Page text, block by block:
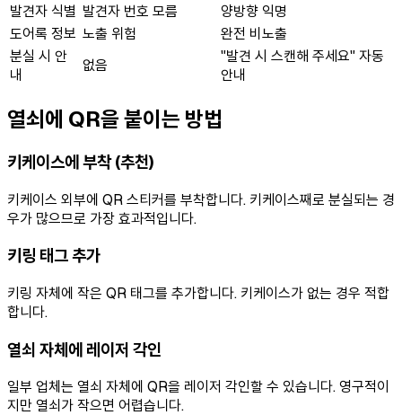
발견자 식별 발견자 번호 모름
양방향 익명
도어록 정보 노출 위험
완전 비노출
분실 시 안
내
없음
"발견 시 스캔해 주세요" 자동
안내
열쇠에 QR을 붙이는 방법
키케이스에 부착 (추천)
키케이스 외부에 QR 스티커를 부착합니다. 키케이스째로 분실되는 경
우가 많으므로 가장 효과적입니다.
키링 태그 추가
키링 자체에 작은 QR 태그를 추가합니다. 키케이스가 없는 경우 적합
합니다.
열쇠 자체에 레이저 각인
일부 업체는 열쇠 자체에 QR을 레이저 각인할 수 있습니다. 영구적이
지만 열쇠가 작으면 어렵습니다.